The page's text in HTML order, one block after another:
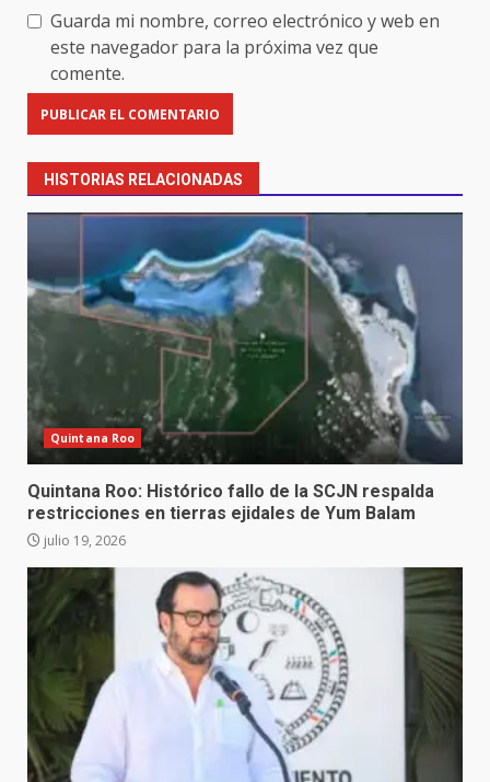
Guarda mi nombre, correo electrónico y web en
este navegador para la próxima vez que
comente.
HISTORIAS RELACIONADAS
Quintana Roo
Quintana Roo: Histórico fallo de la SCJN respalda
restricciones en tierras ejidales de Yum Balam
julio 19, 2026